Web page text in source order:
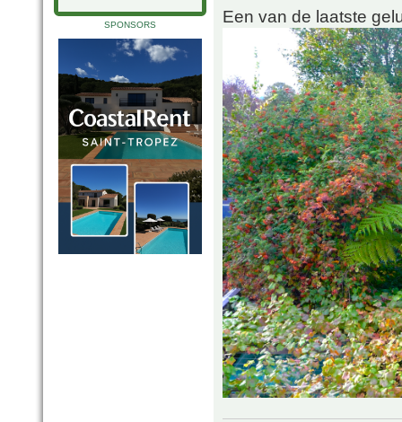
SPONSORS Een van de laatste